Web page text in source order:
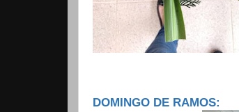
DOMINGO DE RAMOS: